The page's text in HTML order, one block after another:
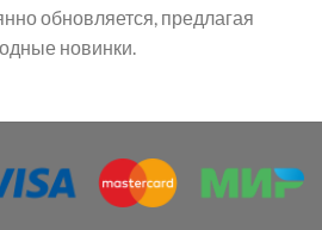
обновляется, предлагая
новинки.